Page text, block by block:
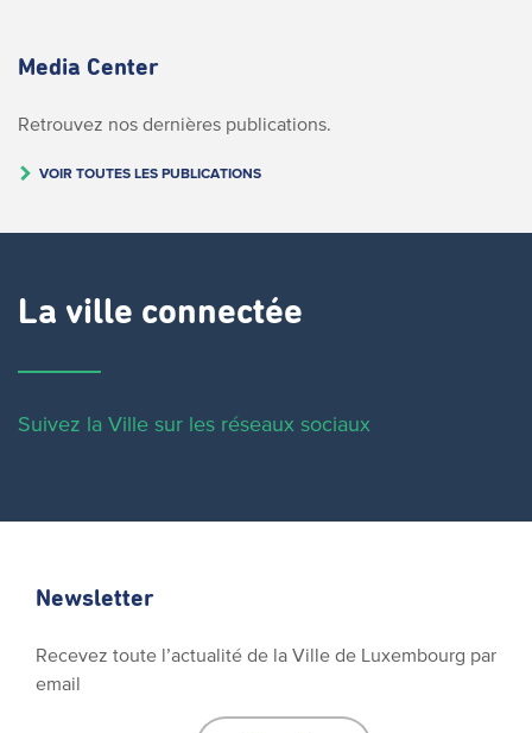
Media Center
Retrouvez nos dernières publications.
VOIR TOUTES LES PUBLICATIONS
La ville connectée
Suivez la Ville sur les réseaux sociaux
Newsletter
Recevez toute l’actualité de la Ville de Luxembourg par
email